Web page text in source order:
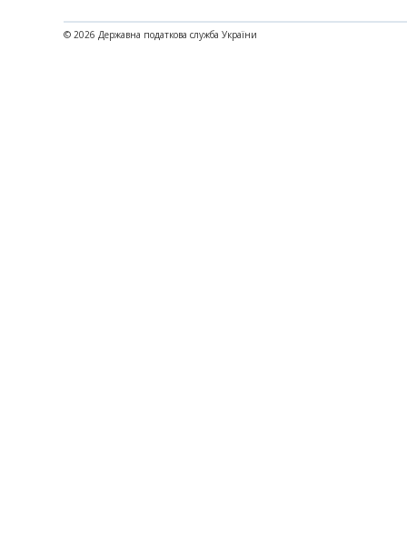
© 2026 Державна податкова служба України